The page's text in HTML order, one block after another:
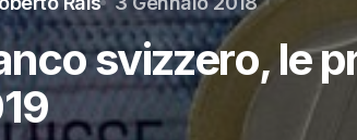
svizzero, le